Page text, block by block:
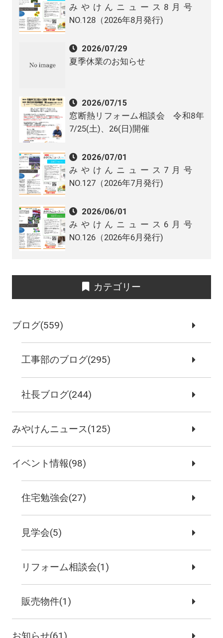
みやけんニュース8月号
NO.128（2026年8月発行)
2026/07/29
夏季休業のお知らせ
2026/07/15
窓断熱リフォーム相談会 令和8年
7/25(土)、26(日)開催
2026/07/01
みやけんニュース7月号
NO.127（2026年7月発行)
2026/06/01
みやけんニュース6月号
NO.126（2026年6月発行)
カテゴリー
ブログ(559)
工事部のブログ(295)
社長ブログ(244)
みやけんニュース(125)
イベント情報(98)
住宅勉強会(27)
見学会(5)
リフォーム相談会(1)
販売物件(1)